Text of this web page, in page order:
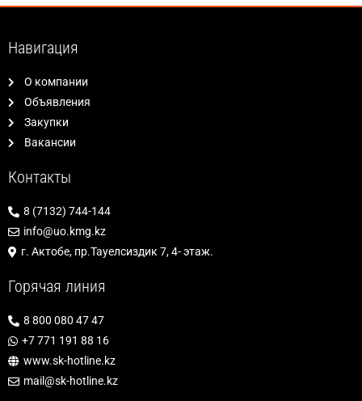
Навигация
О компании
Объявления
Закупки
Вакансии
Контакты
8 (7132) 744-144
info@uo.kmg.kz
г. Актобе, пр.Тауелсиздик 7, 4- этаж.
Горячая линия
8 800 080 47 47
+7 771 191 88 16
www.sk-hotline.kz
mail@sk-hotline.kz